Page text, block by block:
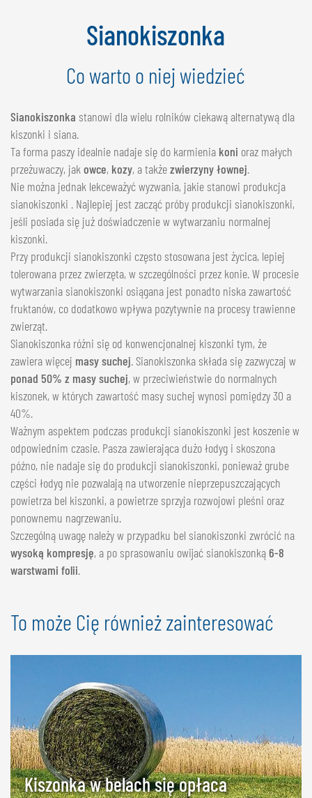
SZWAJCARIA
GÖWEIL Schweiz
DEUTSCH
FRANÇAIS
Sianokiszonka
Co warto o niej wiedzieć
Sianokiszonka stanowi dla wielu rolników ciekawą alternatywą dla
kiszonki i siana.
Ta forma paszy idealnie nadaje się do karmienia koni oraz małych
przeżuwaczy, jak owce, kozy, a takżezwierzyny łownej.
Nie można jednak lekceważyć wyzwania, jakie stanowi produkcja
sianokiszonki . Najlepiej jest zacząć próby produkcji sianokiszonki,
jeśli posiada się już doświadczenie w wytwarzaniu normalnej
kiszonki.
Przy produkcji sianokiszonki często stosowana jest życica, lepiej
tolerowana przez zwierzęta, w szczególności przez konie. W procesie
wytwarzania sianokiszonki osiągana jest ponadto niska zawartość
fruktanów, co dodatkowo wpływa pozytywnie na procesy trawienne
zwierząt.
Sianokiszonka różni się od konwencjonalnej kiszonki tym, że
zawiera więcej masy suchej. Sianokiszonka składa się zazwyczaj w
ponad 50% z masy suchej, w przeciwieństwie do normalnych
kiszonek, w których zawartość masy suchej wynosi pomiędzy 30 a
40%.
Ważnym aspektem podczas produkcji sianokiszonki jest koszenie w
odpowiednim czasie. Pasza zawierająca dużo łodyg i skoszona
późno, nie nadaje się do produkcji sianokiszonki, ponieważ grube
części łodyg nie pozwalają na utworzenie nieprzepuszczających
powietrza bel kiszonki, a powietrze sprzyja rozwojowi pleśni oraz
ponownemu nagrzewaniu.
Szczególną uwagę należy w przypadku bel sianokiszonki zwrócić na
wysoką kompresję, a po sprasowaniu owijać sianokiszonką6-8
warstwami folii.
To może Cię również zainteresować
Kiszonka w belach się opłaca